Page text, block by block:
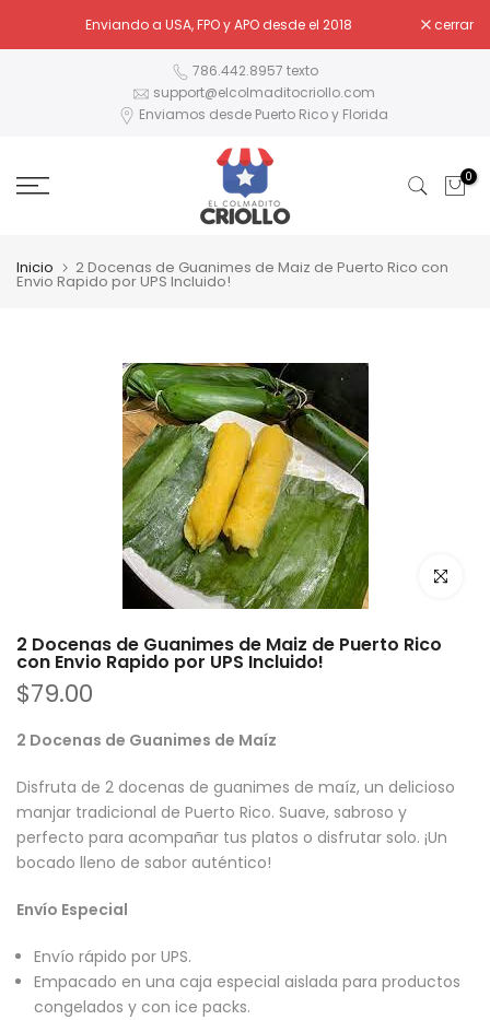
al
Enviando a USA, FPO y APO desde el 2018 cerrar
786.442.8957 texto
support@elcolmaditocriollo.com
Enviamos desde Puerto Rico y Florida
0
Inicio 2 Docenas de Guanimes de Maiz de Puerto Rico con
Envio Rapido por UPS Incluido!
Haz clic
2 Docenas de Guanimes de Maiz de Puerto Rico
con Envio Rapido por UPS Incluido!
$79.00
2 Docenas de Guanimes de Maíz
Disfruta de 2 docenas de guanimes de maíz, un delicioso
manjar tradicional de Puerto Rico. Suave, sabroso y
perfecto para acompañar tus platos o disfrutar solo. ¡Un
bocado lleno de sabor auténtico!
Envío Especial
Envío rápido por UPS.
Empacado en una caja especial aislada para productos
congelados y con ice packs.